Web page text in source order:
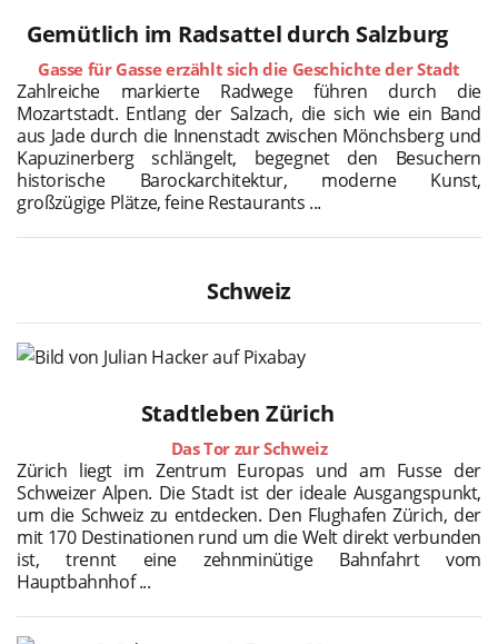
Gemütlich im Radsattel durch Salzburg
Gasse für Gasse erzählt sich die Geschichte der Stadt
Zahlreiche markierte Radwege führen durch die
Mozartstadt. Entlang der Salzach, die sich wie ein Band
aus Jade durch die Innenstadt zwischen Mönchsberg und
Kapuzinerberg schlängelt, begegnet den Besuchern
historische Barockarchitektur, moderne Kunst,
großzügige Plätze, feine Restaurants ...
Schweiz
Stadtleben Zürich
Das Tor zur Schweiz
Zürich liegt im Zentrum Europas und am Fusse der
Schweizer Alpen. Die Stadt ist der ideale Ausgangspunkt,
um die Schweiz zu entdecken. Den Flughafen Zürich, der
mit 170 Destinationen rund um die Welt direkt verbunden
ist, trennt eine zehnminütige Bahnfahrt vom
Hauptbahnhof ...